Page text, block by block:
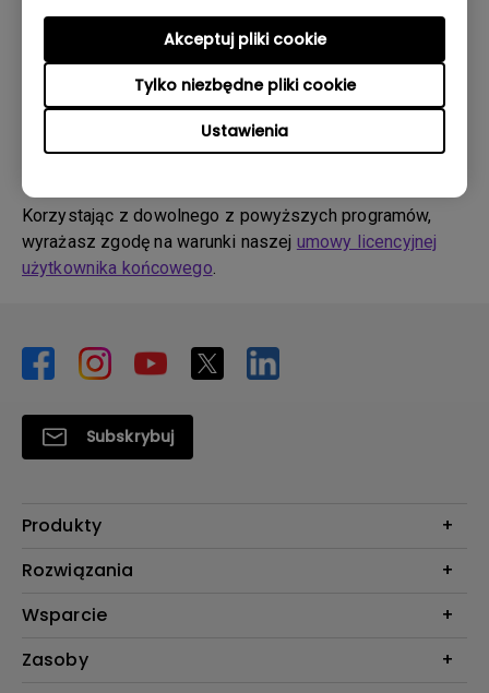
Ustawienia
Tylko niezbędne pliki cookie
Akceptuj pliki cookie
Do pobrania
Korzystając z dowolnego z powyższych programów,
wyrażasz zgodę na warunki naszej umowy licencyjnej
użytkownika końcowego.
Subskrybuj
Produkty
Projektory
Oświetlenie
Rozwiązania
Biznes i Edukacja
Wsparcie
Kontakt
Zasoby